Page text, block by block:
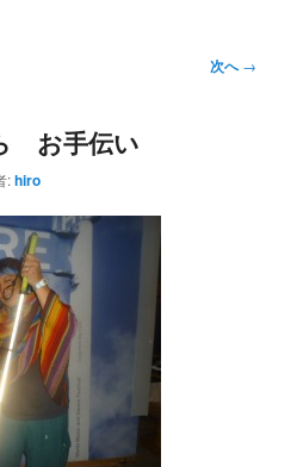
次へ→
お手伝い
:hiro